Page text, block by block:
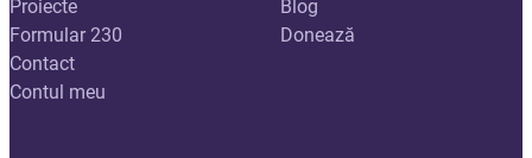
Proiecte
Formular 230
Contact
Contul meu
Blog
Donează